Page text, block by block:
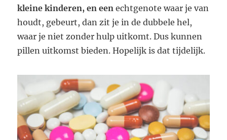
kleine kinderen, en een echtgenote waar je van
houdt, gebeurt, dan zit je in de dubbele hel,
waar je niet zonder hulp uitkomt. Dus kunnen
pillen uitkomst bieden. Hopelijk is dat tijdelijk.